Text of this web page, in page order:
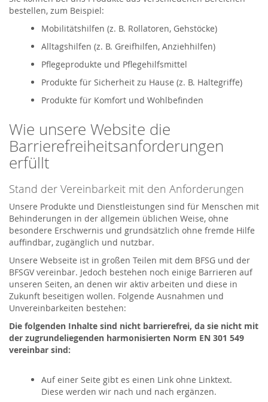
bestellen, zum Beispiel:
Mobilitätshilfen (z. B. Rollatoren, Gehstöcke)
Alltagshilfen (z. B. Greifhilfen, Anziehhilfen)
Pflegeprodukte und Pflegehilfsmittel
Produkte für Sicherheit zu Hause (z. B. Haltegriffe)
Produkte für Komfort und Wohlbefinden
Wie unsere Website die
Barrierefreiheitsanforderungen
erfüllt
Stand der Vereinbarkeit mit den Anforderungen
Unsere Produkte und Dienstleistungen sind für Menschen mit
Behinderungen in der allgemein üblichen Weise, ohne
besondere Erschwernis und grundsätzlich ohne fremde Hilfe
auffindbar, zugänglich und nutzbar.
Unsere Webseite ist in großen Teilen mit dem BFSG und der
BFSGV vereinbar. Jedoch bestehen noch einige Barrieren auf
unseren Seiten, an denen wir aktiv arbeiten und diese in
Zukunft beseitigen wollen. Folgende Ausnahmen und
Unvereinbarkeiten bestehen:
Die folgenden Inhalte sind nicht barrierefrei, da sie nicht mit
der zugrundeliegenden harmonisierten Norm EN 301 549
vereinbar sind:
Auf einer Seite gibt es einen Link ohne Linktext.
Diese werden wir nach und nach ergänzen.